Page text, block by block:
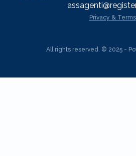
Privacy & Terms
All rights reserved. © 2025 -